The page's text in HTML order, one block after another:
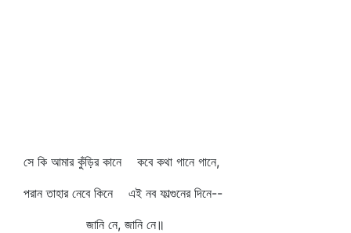
সে কি আমার কুঁড়ির কানে কবে কথা গানে গানে,
পরান তাহার নেবে কিনে এই নব ফাল্গুনের দিনে--
জানি নে, জানি নে॥